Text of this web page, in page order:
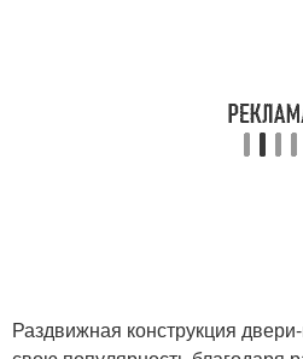
Раздвижная конструкция